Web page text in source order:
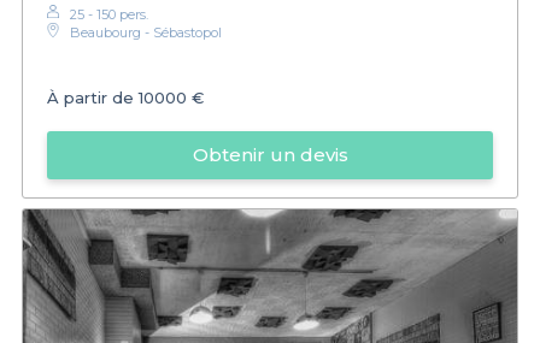
25 - 150 pers.
Beaubourg - Sébastopol
À partir de10000 €
Obtenir un devis